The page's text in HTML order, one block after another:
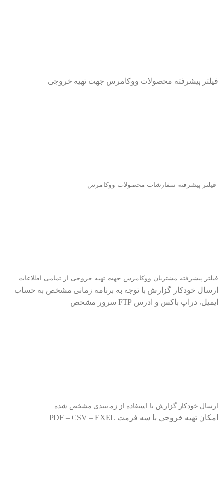
فیلتر پیشرفته محصولات ووکامرس جهت تهیه خروجی
فیلتر پیشرفته سفارشات محصولات ووکامرس
فیلتر پیشرفته مشتریان ووکامرس جهت تهیه خروجی از تمامی اطلاعات
ارسال خودکار گزارش با توجه به برنامه زمانی مشخص به حساب
ایمیل، دراپ باکس و آدرس FTP سرور مشخص
ارسال خودکار گزارش با استفاده از زمانبندی مشخص شده
امکان تهیه خروجی با سه فرمت PDF – CSV – EXEL